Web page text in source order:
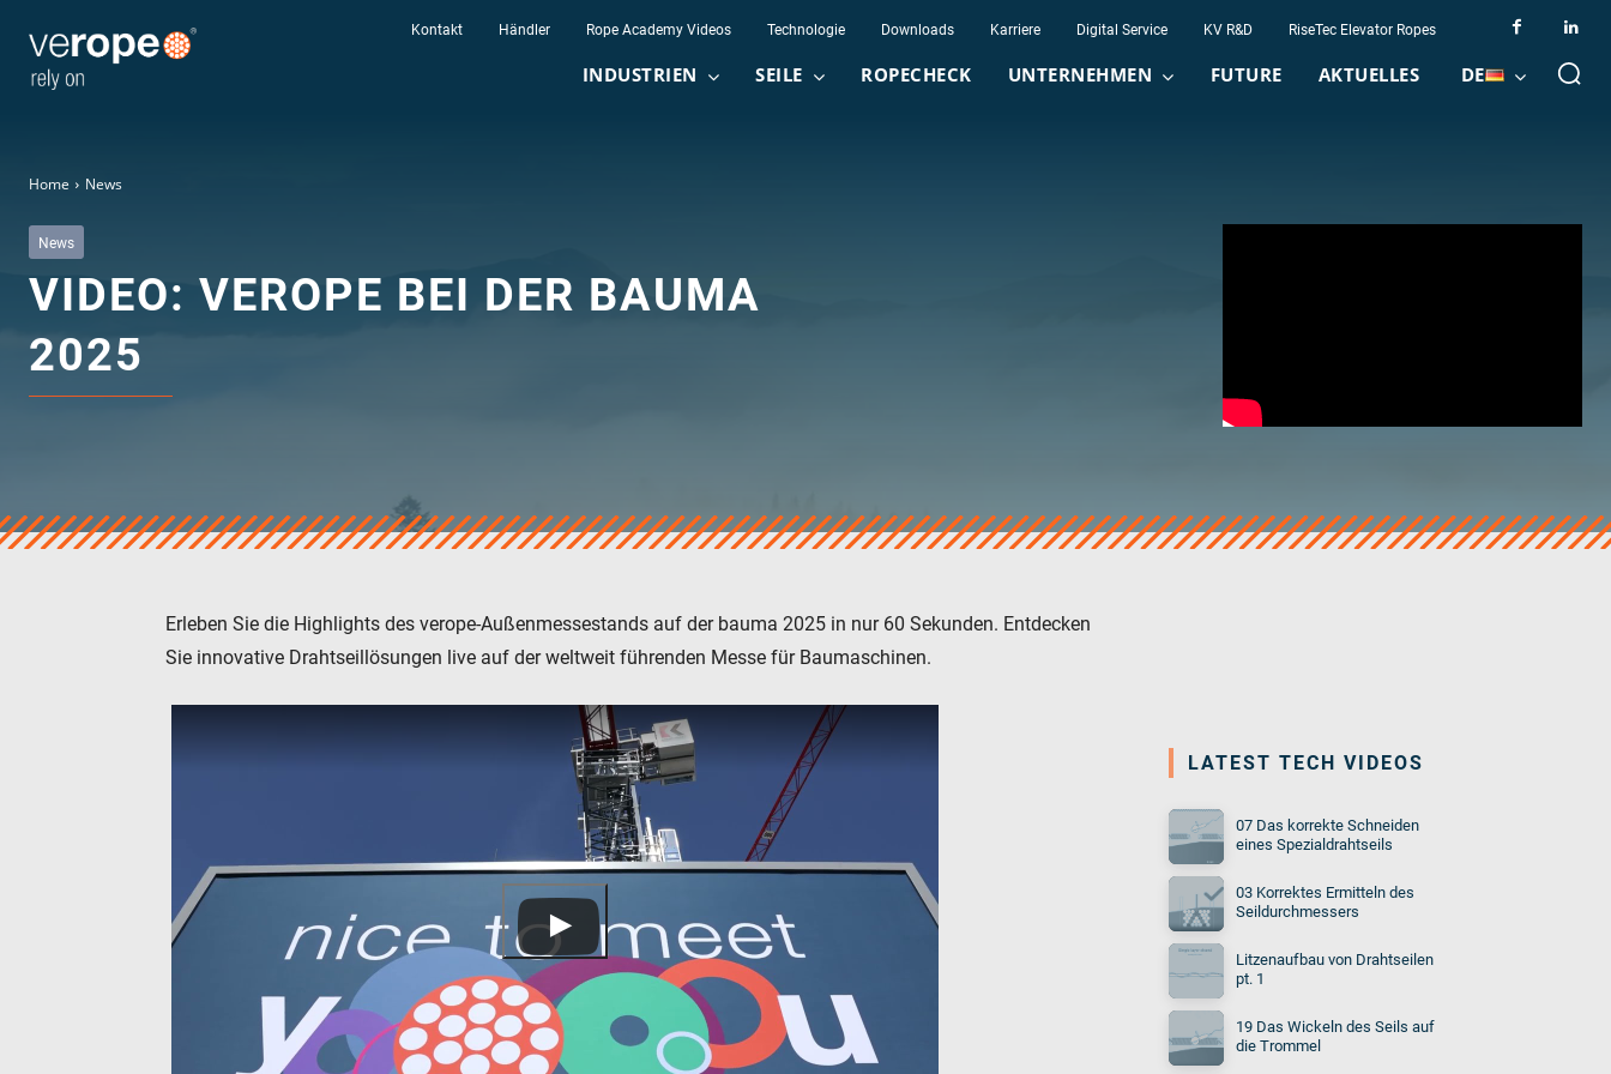
Seile
verotop XP
vero 4
verostar 8
veropro 8 RS
veropower 8
verotech 10
Rope Academy Videos Technologie Downloads Karriere
Kontakt Händler Rope Academy Videos Technologie Downloads Karriere Digital Service KV R&D RiseTec Elevator Ropes
INDUSTRIEN SEILE ROPECHECK UNTERNEHMEN FUTURE AKTUELLES DE
Home News
News
VIDEO: VEROPE BEI DER BAUMA
2025
Erleben Sie die Highlights des verope-Außenmessestands auf der bauma 2025 in nur 60 Sekunden. Entdecken
Sie innovative Drahtseillösungen live auf der weltweit führenden Messe für Baumaschinen.
LATEST TECH VIDEOS
07 Das korrekte Schneiden
eines Spezialdrahtseils
03 Korrektes Ermitteln des
Seildurchmessers
Litzenaufbau von Drahtseilen
pt. 1
19 Das Wickeln des Seils auf
die Trommel